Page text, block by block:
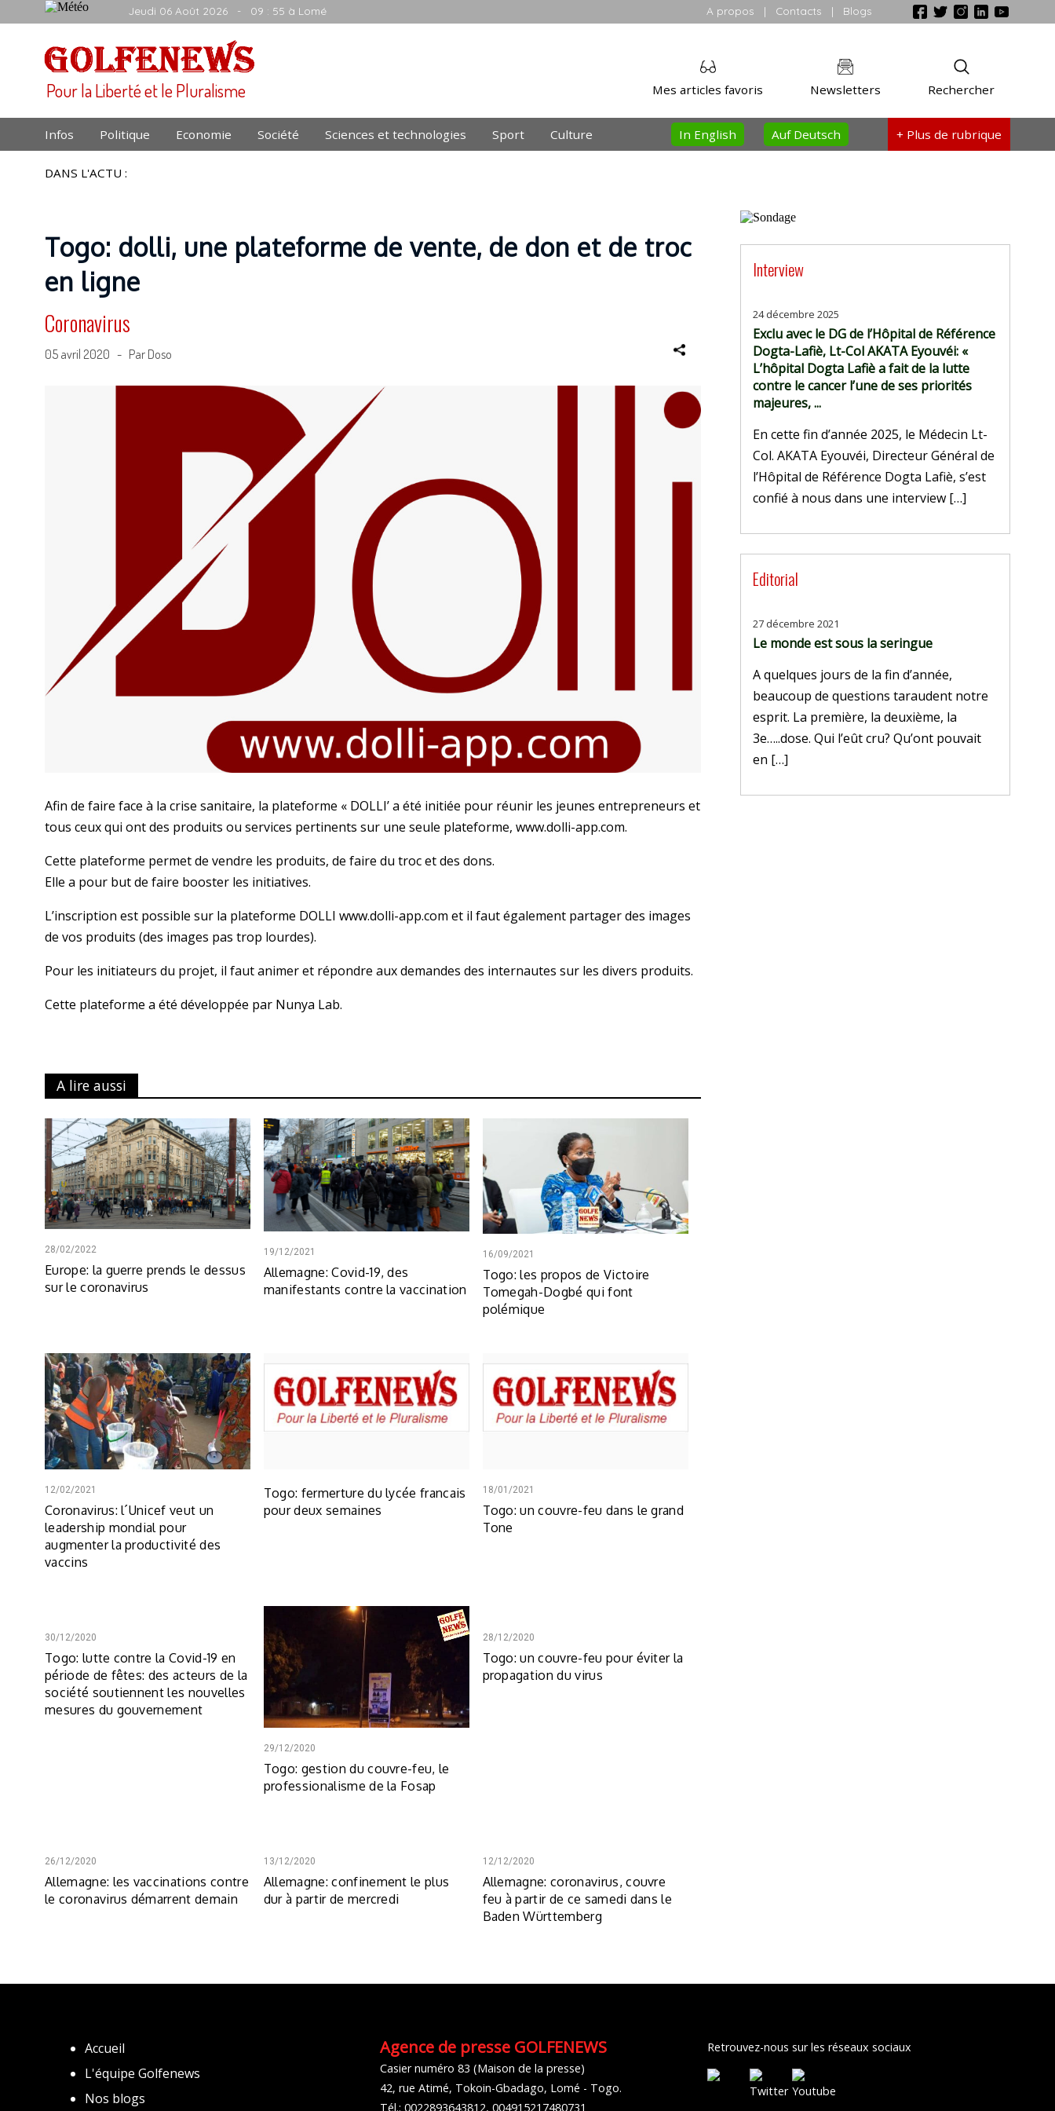
Jeudi 06 Août 2026 - 09 : 55 à Lomé A propos | Contacts | Blogs
Pour la Liberté et le Pluralisme Rechercher
Newsletters
Mes articles favoris
Infos Politique Economie Société Sciences et technologies Sport Culture + Plus de rubrique
Auf Deutsch
In English
DANS L'ACTU :
Togo: dolli, une plateforme de vente, de don et de troc
en ligne
Coronavirus
05 avril 2020 - Par Doso
Afin de faire face à la crise sanitaire, la plateforme « DOLLI’ a été initiée pour réunir les jeunes entrepreneurs et
tous ceux qui ont des produits ou services pertinents sur une seule plateforme, www.dolli-app.com.
Cette plateforme permet de vendre les produits, de faire du troc et des dons.
Elle a pour but de faire booster les initiatives.
L’inscription est possible sur la plateforme DOLLI www.dolli-app.com et il faut également partager des images
de vos produits (des images pas trop lourdes).
Pour les initiateurs du projet, il faut animer et répondre aux demandes des internautes sur les divers produits.
Cette plateforme a été développée par Nunya Lab.
A lire aussi
28/02/2022
Europe: la guerre prends le dessus
sur le coronavirus
19/12/2021
Allemagne: Covid-19, des
manifestants contre la vaccination
16/09/2021
Togo: les propos de Victoire
Tomegah-Dogbé qui font
polémique
12/02/2021
Coronavirus: l´Unicef veut un
leadership mondial pour
augmenter la productivité des
vaccins
Togo: fermerture du lycée francais
pour deux semaines
18/01/2021
Togo: un couvre-feu dans le grand
Tone
30/12/2020
Togo: lutte contre la Covid-19 en
période de fêtes: des acteurs de la
société soutiennent les nouvelles
mesures du gouvernement
29/12/2020
Togo: gestion du couvre-feu, le
professionalisme de la Fosap
28/12/2020
Togo: un couvre-feu pour éviter la
propagation du virus
26/12/2020
Allemagne: les vaccinations contre
le coronavirus démarrent demain
13/12/2020
Allemagne: confinement le plus
dur à partir de mercredi
12/12/2020
Allemagne: coronavirus, couvre
feu à partir de ce samedi dans le
Baden Württemberg
Interview
24 décembre 2025
Exclu avec le DG de l’Hôpital de Référence
Dogta-Lafiè, Lt-Col AKATA Eyouvéi: «
L’hôpital Dogta Lafiè a fait de la lutte
contre le cancer l’une de ses priorités
majeures, ...
En cette fin d’année 2025, le Médecin Lt-
Col. AKATA Eyouvéi, Directeur Général de
l’Hôpital de Référence Dogta Lafiè, s’est
confié à nous dans une interview […]
Editorial
27 décembre 2021
Le monde est sous la seringue
A quelques jours de la fin d’année,
beaucoup de questions taraudent notre
esprit. La première, la deuxième, la
3e…..dose. Qui l’eût cru? Qu’ont pouvait
en […]
Accueil
L'équipe Golfenews
Nos blogs
Agence de presse GOLFENEWS
Casier numéro 83 (Maison de la presse)
42, rue Atimé, Tokoin-Gbadago, Lomé - Togo.
Tél.: 0022893643812, 004915217480731
Retrouvez-nous sur les réseaux sociaux